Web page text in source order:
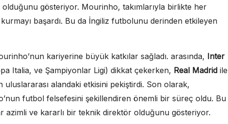
gösteriyor. Mourinho, takımlarıyla birlikte her
başardı. Bu da İngiliz futbolunu derinden etkileyen
kariyerine büyük katkılar sağladı. arasında, Inter
Italia, ve Şampiyonlar Ligi) dikkat çekerken, Real Madrid ile
uluslararası alandaki etkisini pekiştirdi. Son olarak,
futbol felsefesini şekillendiren önemli bir süreç oldu. Bu
azimli ve kararlı bir teknik direktör olduğunu gösteriyor.